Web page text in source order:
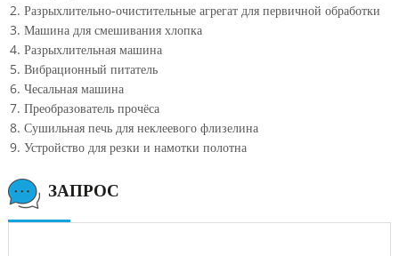
Разрыхлительно-очистительные агрегат для первичной обработки
Машина для смешивания хлопка
Разрыхлительная машина
Вибрационный питатель
Чесальная машина
Преобразователь прочёса
Сушильная печь для неклеевого флизелина
Устройство для резки и намотки полотна
ЗАПРОС